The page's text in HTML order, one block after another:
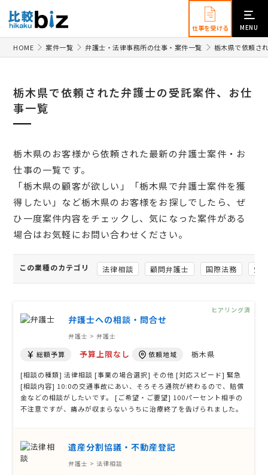
仕事を受ける MENU
HOME 案件一覧 弁護士・法律事務所の仕事・案件一覧 栃木県で依頼さ
栃木県で依頼された弁護士の受託案件、お仕
事一覧
栃木県のお客様から依頼された最新の弁護士案件・お
仕事の一覧です。
「栃木県の顧客が欲しい」「栃木県で弁護士案件を獲
得したい」など栃木県のお客様をお探しでしたら、ぜ
ひ一度案件内容をチェックし、気になった案件がある
場合はお気軽にお問い合わせください。
この業種のカテゴリ 法律相談 顧問弁護士 国際法務 労
弁護士への相談・問合せ
弁護士 > 弁護士
総額予算 予算上限なし 依頼地域 栃木県
[相談の種類] 法律相談 [事業の場合選択] その他 [対応スピード] 緊急
[相談内容] 10:0の交通事故にあい、そろそろ通院が終わるので、賠償
金などの相談がしたいです。 [ご希望・ご要望] 100パーセント相手の
不注意ですが、痛みが収まらないうちに治療終了を告げられました。
ヒアリング済
遺産分割協議・不動産登記
弁護士 > 法律相談